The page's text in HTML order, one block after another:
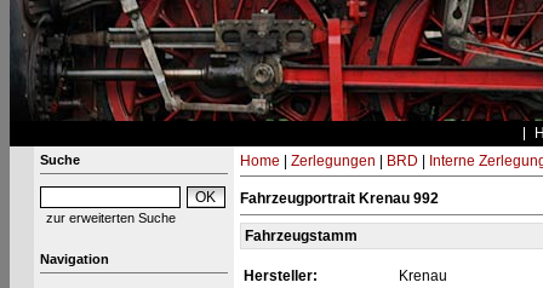
Suche
zur erweiterten Suche
Navigation
Home Zerlegungen BRD Interne
Fahrzeugportrait Krenau 992
Fahrzeugstamm
Hersteller:
Krenau